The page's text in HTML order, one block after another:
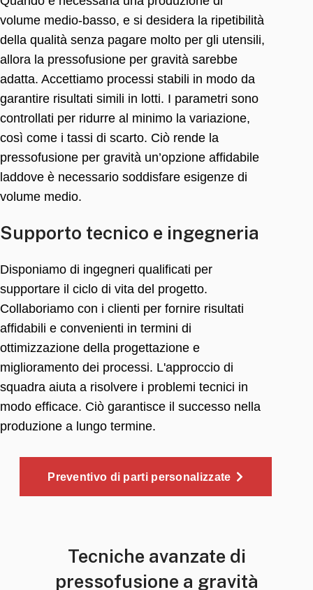
volume medio-basso, e si desidera la ripetibilità
della qualità senza pagare molto per gli utensili,
allora la pressofusione per gravità sarebbe
adatta. Accettiamo processi stabili in modo da
garantire risultati simili in lotti. I parametri sono
controllati per ridurre al minimo la variazione,
così come i tassi di scarto. Ciò rende la
pressofusione per gravità un’opzione affidabile
laddove è necessario soddisfare esigenze di
volume medio.
Supporto tecnico e ingegneria
Disponiamo di ingegneri qualificati per
supportare il ciclo di vita del progetto.
Collaboriamo con i clienti per fornire risultati
affidabili e convenienti in termini di
ottimizzazione della progettazione e
miglioramento dei processi. L'approccio di
squadra aiuta a risolvere i problemi tecnici in
modo efficace. Ciò garantisce il successo nella
produzione a lungo termine.
Preventivo di parti personalizzate
Tecniche avanzate di
pressofusione a gravità